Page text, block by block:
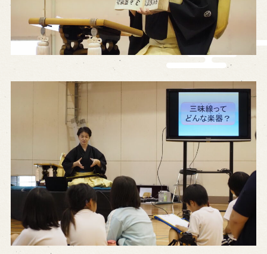
お問い合わせ
よくあるご質問
メールでお問い合わせ
お電話でお問い合わせ
WEB予約
メールフォームから予約
お電話で予約
求人情報
※株式会社うずのくに南あわじの求人情報ページへ移動します